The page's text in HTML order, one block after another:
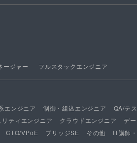
ージャー フルスタックエンジニア
エンジニア 制御・組込エンジニア QA/テ
リティエンジニア クラウドエンジニア デ
CTO/VPoE ブリッジSE その他 IT講師